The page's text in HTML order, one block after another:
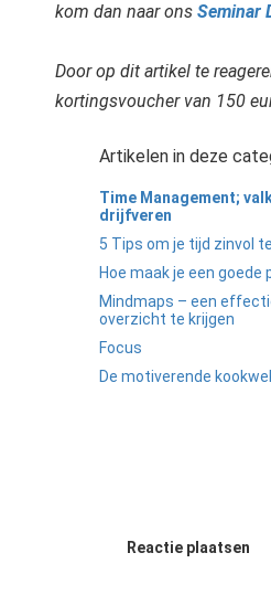
kom dan naar ons Seminar
Door op dit artikel te
kortingsvoucher van 150
Artikelen in deze
Time Management;
drijfveren
5 Tips om je tijd zinvol
Hoe maak je een goede
Mindmaps – een
overzicht te krijgen
Focus
De motiverende
Reactie plaatsen